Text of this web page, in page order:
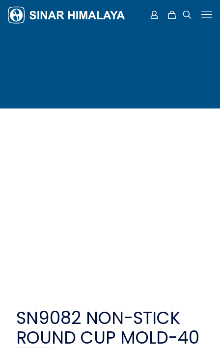
SN9082 NON-STICK
ROUND CUP MOLD-40